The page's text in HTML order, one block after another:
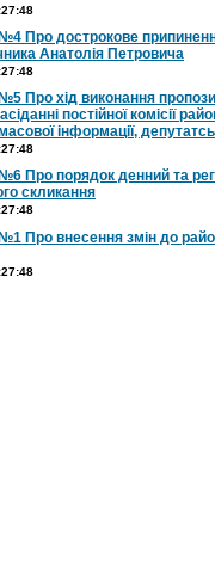
№4 Про дострокове
Анатолія Петровича
Про хід виконання
постійної комісії
інформації,
Про порядок денний та
скликання
№1 Про внесення змін до